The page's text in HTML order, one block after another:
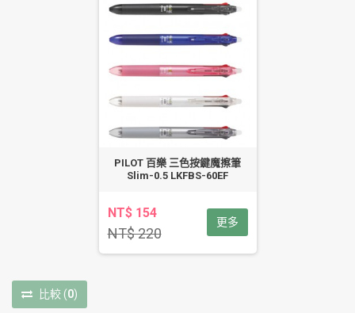
PILOT 百樂 三色按鍵魔擦筆
Slim-0.5 LKFBS-60EF
NT$ 154
NT$ 220
更多
比較 (0)